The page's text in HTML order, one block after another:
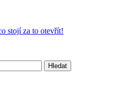
stojí za to otevřít!